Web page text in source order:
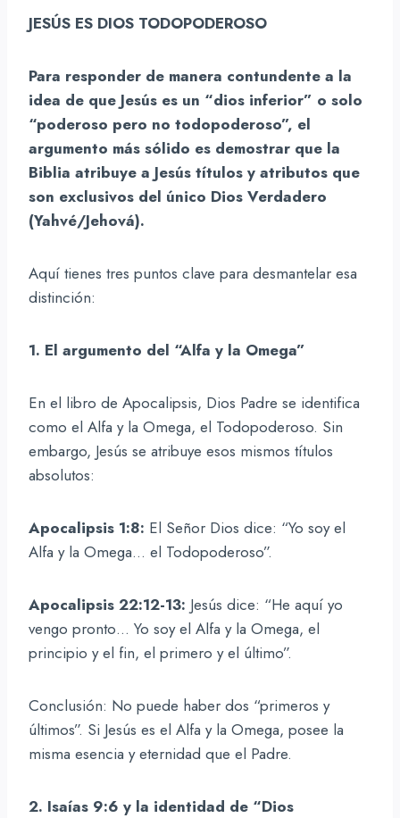
JESÚS ES DIOS TODOPODEROSO
Para responder de manera contundente a la
idea de que Jesús es un “dios inferior” o solo
“poderoso pero no todopoderoso”, el
argumento más sólido es demostrar que la
Biblia atribuye a Jesús títulos y atributos que
son exclusivos del único Dios Verdadero
(Yahvé/Jehová).
Aquí tienes tres puntos clave para desmantelar esa
distinción:
1. El argumento del “Alfa y la Omega”
En el libro de Apocalipsis, Dios Padre se identifica
como el Alfa y la Omega, el Todopoderoso. Sin
embargo, Jesús se atribuye esos mismos títulos
absolutos:
Apocalipsis 1:8: El Señor Dios dice: “Yo soy el
Alfa y la Omega… el Todopoderoso”.
Apocalipsis 22:12-13: Jesús dice: “He aquí yo
vengo pronto… Yo soy el Alfa y la Omega, el
principio y el fin, el primero y el último”.
Conclusión: No puede haber dos “primeros y
últimos”. Si Jesús es el Alfa y la Omega, posee la
misma esencia y eternidad que el Padre.
2. Isaías 9:6 y la identidad de “Dios